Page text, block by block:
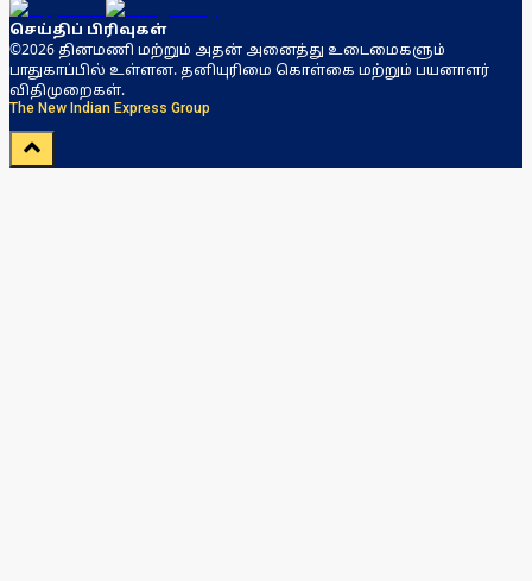
செய்திப் பிரிவுகள்
©2026 தினமணி மற்றும் அதன் அனைத்து உடைமைகளும்
பாதுகாப்பில் உள்ளன. தனியுரிமை கொள்கை மற்றும் பயனாளர்
விதிமுறைகள்.
The New Indian Express Group